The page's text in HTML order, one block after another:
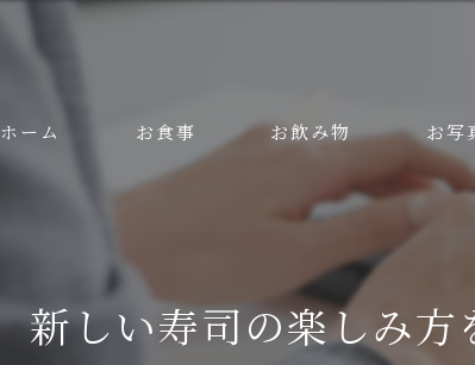
ホーム お食事 お飲み物 お写
新しい寿司の楽しみ